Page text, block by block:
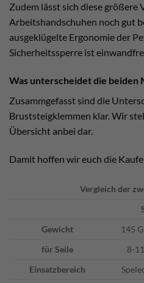
Zudem lässt sich diese größere
Arbeitshandschuhen noch gut
ausgeklügelte Ergonomie der
Sicherheitssperre ist
Was unterscheidet die beiden
Zusammgefasst sind die
Bruststeigklemmen klar. Wir
Übersicht anbei dar.
Damit hoffen wir euch die
Vergleich der
Gewicht
145
für Seile
8-
Einsatzbereich